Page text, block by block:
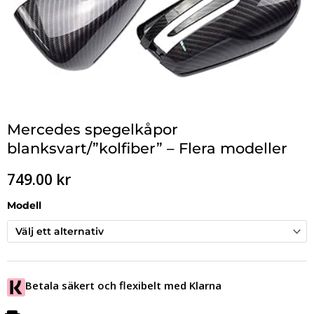
Mercedes spegelkåpor
blanksvart/”kolfiber” – Flera modeller
749.00 kr
Modell
Betala säkert och flexibelt med Klarna